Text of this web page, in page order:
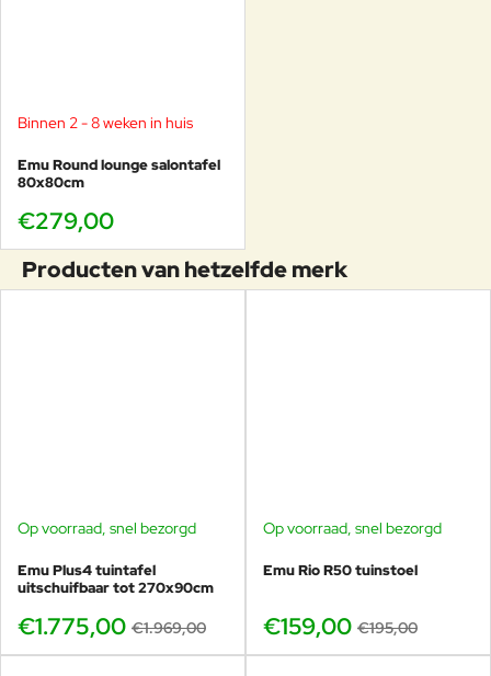
propositie te kristalliseren.
Binnen 2 - 8 weken in huis
Emu Round lounge salontafel
80x80cm
€279,00
Producten van hetzelfde merk
-10%
Op voorraad, snel bezorgd
Emu Plus4 tuintafel
uitschuifbaar tot 270x90cm
€1.775,00 €1.969,00
-18%
Op voorraad, snel bezorgd
Emu Rio R50 tuinstoel
€159,00 €195,00